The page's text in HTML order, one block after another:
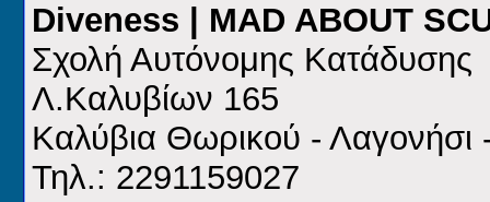
Diveness | MAD ABOUT
Σχολή Αυτόνομης Κατάδυσης
Λ.Καλυβίων 165
Καλύβια Θωρικού - Λαγονήσι
Τηλ.: 2291159027